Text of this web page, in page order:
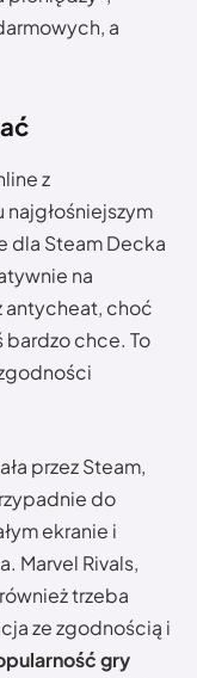
a
z
dla Steam Decka
na
antycheat, choć
bardzo chce. To
przez Steam,
do
ekranie i
Marvel Rivals,
trzeba
ze zgodnością i
gry